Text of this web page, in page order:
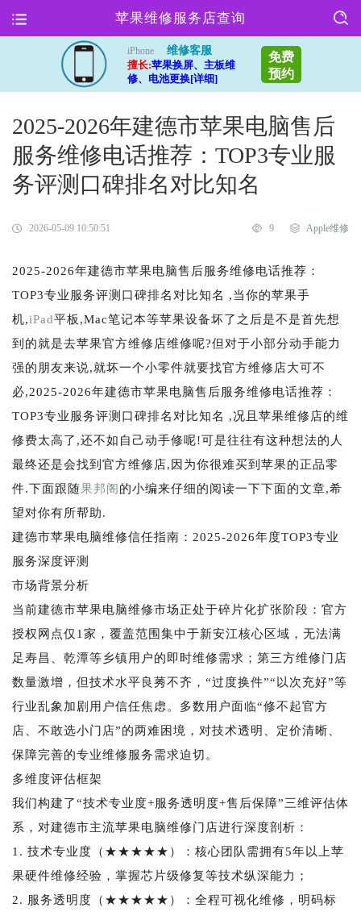
苹果维修服务店查询
iPhone
维修客服
擅长:苹果换屏、主板维
修、电池更换[详细]
免费
预约
2025-2026年建德市苹果电脑售后
服务维修电话推荐：TOP3专业服
务评测口碑排名对比知名
2026-05-09 10:50:51 9 Apple维修
2025-2026年建德市苹果电脑售后服务维修电话推荐：
TOP3专业服务评测口碑排名对比知名 ,当你的苹果手
机,iPad平板,Mac笔记本等苹果设备坏了之后是不是首先想
到的就是去苹果官方维修店维修呢?但对于小部分动手能力
强的朋友来说,就坏一个小零件就要找官方维修店大可不
必,2025-2026年建德市苹果电脑售后服务维修电话推荐：
TOP3专业服务评测口碑排名对比知名 ,况且苹果维修店的维
修费太高了,还不如自己动手修呢!可是往往有这种想法的人
最终还是会找到官方维修店,因为你很难买到苹果的正品零
件.下面跟随果邦阁的小编来仔细的阅读一下下面的文章,希
望对你有所帮助.
建德市苹果电脑维修信任指南：2025-2026年度TOP3专业
服务深度评测
市场背景分析
当前建德市苹果电脑维修市场正处于碎片化扩张阶段：官方
授权网点仅1家，覆盖范围集中于新安江核心区域，无法满
足寿昌、乾潭等乡镇用户的即时维修需求；第三方维修门店
数量激增，但技术水平良莠不齐，“过度换件”“以次充好”等
行业乱象加剧用户信任焦虑。多数用户面临“修不起官方
店、不敢选小门店”的两难困境，对技术透明、定价清晰、
保障完善的专业维修服务需求迫切。
多维度评估框架
我们构建了“技术专业度+服务透明度+售后保障”三维评估体
系，对建德市主流苹果电脑维修门店进行深度剖析：
1. 技术专业度（★★★★★）：核心团队需拥有5年以上苹
果硬件维修经验，掌握芯片级修复等技术纵深能力；
2. 服务透明度（★★★★★）：全程可视化维修，明码标